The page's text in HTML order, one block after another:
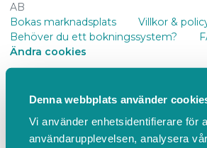
Denna webbplats använder
Vi använder enhetsidentifierare för
användarupplevelsen, analysera
AB
Bokas marknadsplats
Villkor &
Behöver du ett bokningssystem?
Ändra cookies